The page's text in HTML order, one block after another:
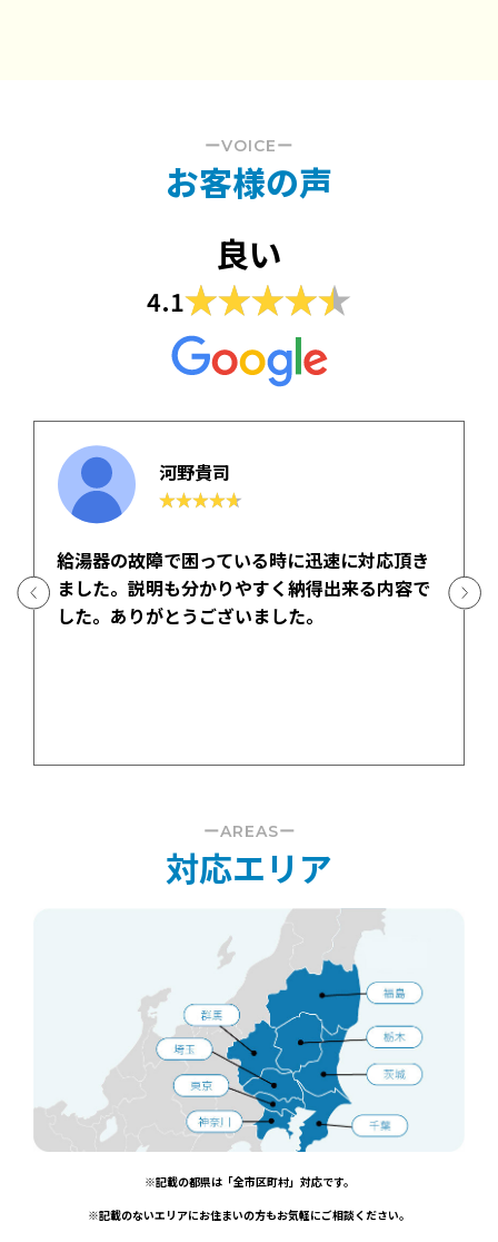
ーVOICEー
お客様の声
良い
4.1
で
給湯器が急に壊れてしまい困っていたところ
ネット検索で見て連絡させて頂きました。修
に来て下さった担当の方も丁寧に説明をして
ーAREASー
対応エリア
※記載の都県は「全市区町村」対応です。
※記載のないエリアにお住まいの方もお気軽にご相談ください。